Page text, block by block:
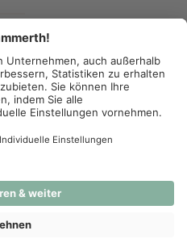
618 0
Josef Hahns Erben KG